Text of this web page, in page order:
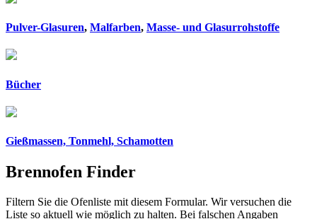
Pulver-Glasuren, Malfarben, Masse- und Glasurrohstoffe
Bücher
Gießmassen, Tonmehl, Schamotten
Brennofen Finder
Filtern Sie die Ofenliste mit diesem Formular. Wir versuchen die
Liste so aktuell wie möglich zu halten. Bei falschen Angaben